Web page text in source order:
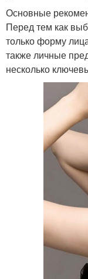
Основные
Перед тем как
только форму
также личные
несколько